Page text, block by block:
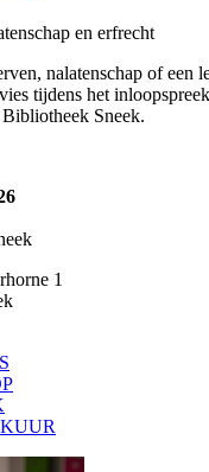
en erfrecht
nalatenschap of een
tijdens het
Sneek.
1